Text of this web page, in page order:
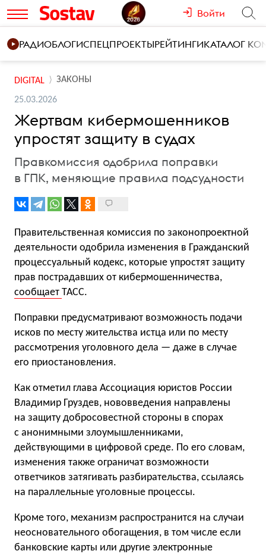
Войти
РАДИОБЛОГИСПЕЦПРОЕКТЫРЕЙТИНГИКАТАЛОГ
DIGITAL ЗАКОНЫ
25.03.2026
Жертвам кибермошенников
упростят защиту в судах
Правкомиссия одобрила поправки
в ГПК, меняющие правила подсудности
Правительственная комиссия по законопроектной
деятельности одобрила изменения в Гражданский
процессуальный кодекс, которые упростят защиту
прав пострадавших от кибермошенничества,
сообщает ТАСС.
Поправки предусматривают возможность подачи
исков по месту жительства истца или по месту
рассмотрения уголовного дела — даже в случае
его приостановления.
Как отметил глава Ассоциация юристов России
Владимир Груздев, нововведения направлены
на защиту добросовестной стороны в спорах
с анонимными злоумышленниками,
действующими в цифровой среде. По его словам,
изменения также ограничат возможности
ответчиков затягивать разбирательства, ссылаясь
на параллельные уголовные процессы.
Кроме того, механизм распространится на случаи
неосновательного обогащения, в том числе если
банковские карты или другие электронные